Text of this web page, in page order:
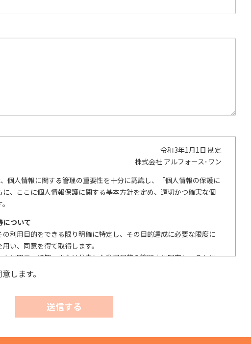
令和3年1月1日 制定
株式会社 アルフォース･ワン
個人情報に関する管理の重要性を十分に認識し、「個人情報の保護に
、ここに個人情報保護に関する基本方針を定め、適切かつ確実な個
について
利用目的をできる限り明確に特定し、その目的達成に必要な限度に
い、同意を得て取得します。
に明示、通知、または公表した利用目的の範囲内に限定し、それに
ための措置を講じます。
アクセス、個人情報の漏洩、滅失または毀損等の的確な防止とセ
します。
送信する